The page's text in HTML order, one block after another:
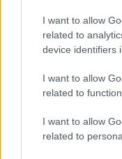
I want to allow
related to
device identifiers
I want to allow
related to
I want to allow
related to
Megosztás